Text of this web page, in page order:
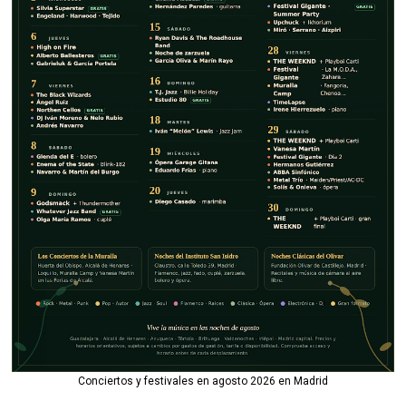
Conciertos y festivales en agosto 2026 en Madrid